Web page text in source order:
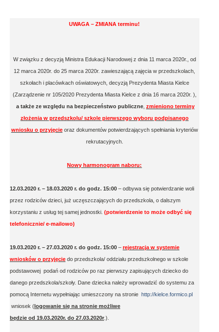
UWAGA – ZMIANA terminu!
W związku z decyzją Ministra Edukacji Narodowej z dnia 11 marca 2020r., od
12 marca 2020r. do 25 marca 2020r. zawieszającą zajęcia w przedszkolach,
szkołach i placówkach oświatowych, decyzją Prezydenta Miasta Kielce
(Zarządzenie nr 105/2020 Prezydenta Miasta Kielce z dnia 16 marca 2020r. ),
a także ze względu na bezpieczeństwo publiczne, zmieniono terminy
złożenia w przedszkolu/ szkole pierwszego wyboru podpisanego
wniosku o przyjęcieoraz dokumentów potwierdzających spełniania kryteriów
rekrutacyjnych.
Nowy harmonogram naboru:
12.03.2020 r. – 18.03.2020 r. do godz. 15:00 – odbywa się potwierdzanie woli
przez rodziców dzieci, już uczęszczających do przedszkola, o dalszym
korzystaniu z usług tej samej jednostki. (potwierdzenie to może odbyć się
telefonicznie/ e-mailowo)
19.03.2020 r. – 27.03.2020 r. do godz. 15:00 – rejestracja w systemie
wniosków o przyjęcie do przedszkola/ oddziału przedszkolnego w szkole
podstawowej podań od rodziców po raz pierwszy zapisujących dziecko do
danego przedszkola/szkoły. Dane dziecka należy wprowadzić do systemu za
pomocą Internetu wypełniając umieszczony na stronie http://kielce.formico.pl
wniosek (logowanie się na stronie możliwe
będzie od 19.03.2020r. do 27.03.2020r .).